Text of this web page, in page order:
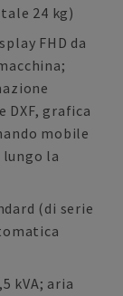
24 kg)
FHD da
grafica
mobile
lungo la
(di serie
kVA; aria